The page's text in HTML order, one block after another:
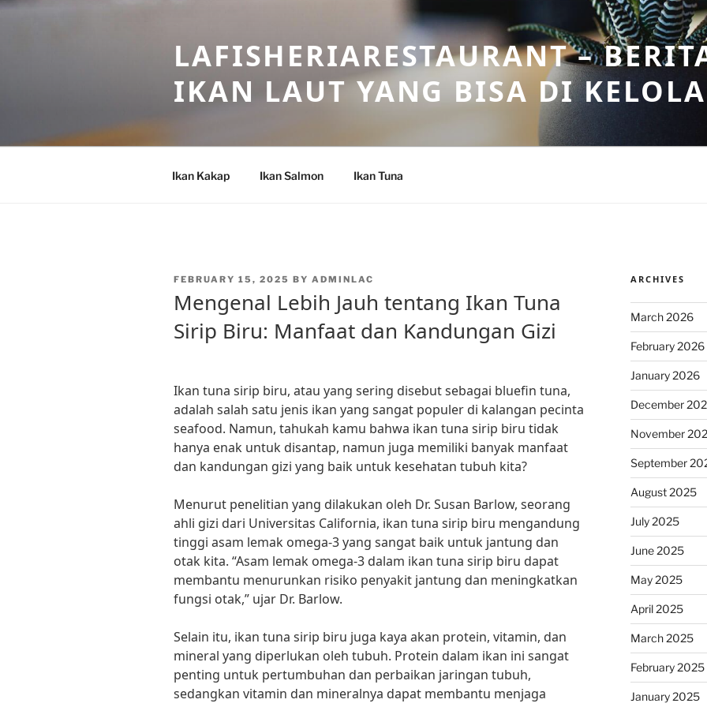
Skip
LAFISHERIARESTAURANT –
IKAN LAUT YANG BISA DI
Ikan Kakap Ikan Salmon Ikan Tuna
POSTED
FEBRUARY 15, 2025 BY ADMINLAC
Mengenal Lebih Jauh tentang Ikan Tuna
Sirip Biru: Manfaat dan Kandungan Gizi
Ikan tuna sirip biru, atau yang sering disebut sebagai bluefin tuna,
adalah salah satu jenis ikan yang sangat populer di kalangan pecinta
seafood. Namun, tahukah kamu bahwa ikan tuna sirip biru tidak
hanya enak untuk disantap, namun juga memiliki banyak manfaat
dan kandungan gizi yang baik untuk kesehatan tubuh kita?
Menurut penelitian yang dilakukan oleh Dr. Susan Barlow, seorang
ahli gizi dari Universitas California, ikan tuna sirip biru mengandung
tinggi asam lemak omega-3 yang sangat baik untuk jantung dan
otak kita. “Asam lemak omega-3 dalam ikan tuna sirip biru dapat
membantu menurunkan risiko penyakit jantung dan meningkatkan
fungsi otak,” ujar Dr. Barlow.
Selain itu, ikan tuna sirip biru juga kaya akan protein, vitamin, dan
mineral yang diperlukan oleh tubuh. Protein dalam ikan ini sangat
penting untuk pertumbuhan dan perbaikan jaringan tubuh,
sedangkan vitamin dan mineralnya dapat membantu menjaga
ARCHIVES
March 2026
February 2026
January 2026
December
November
September
August 2025
July 2025
June 2025
May 2025
April 2025
March 2025
February 2025
January 2025